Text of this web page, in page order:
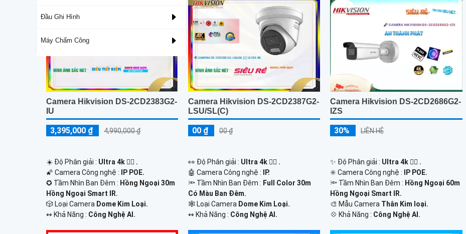
Đầu Ghi Hình
Máy Chấm Công
Camera Hikvision DS-2CD2383G2-
IU
3,395,000 ₫ 4,990,000 ₫
☀️ Độ Phân giải : Ultra 4k 👍🏾 .
🌠 Camera Công nghệ :
IP POE.
✪ Tầm Nhìn Ban Đêm : Hồng Ngoại 30m
Hồng Ngoại Smart IR.
🎲 Loại Camera Dome Kim Loại.
️↭ Khả Năng : Công Nghệ AI.
Camera Hikvision DS-2CD2387G2-
LSU/SL(C)
00 ₫ 00 ₫
️👀 Độ Phân giải : Ultra 4k 👍🏾 .
🤖️ Camera Công nghệ :
IP.
🔦 Tầm Nhìn Ban Đêm : Full Color 30m
Có Màu Ban Đêm.
🕸️ Loại Camera Dome Kim Loại.
️↭ Khả Năng : Công Nghệ AI.
Camera Hikvision DS-2CD2686G2-
IZS
30% LIÊN HỆ
✨ Độ Phân giải : Ultra 4k 👍🏾 .
✳️ Camera Công nghệ :
IP POE.
🔦 Tầm Nhìn Ban Đêm : Hồng Ngoại 60m
Hồng Ngoại Smart IR.
🎨 Mẫu Camera Thân Kim loại.
️💠 Khả Năng : Công Nghệ AI.